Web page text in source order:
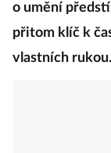
o umění
přitom klíč k
vlastních rukou.